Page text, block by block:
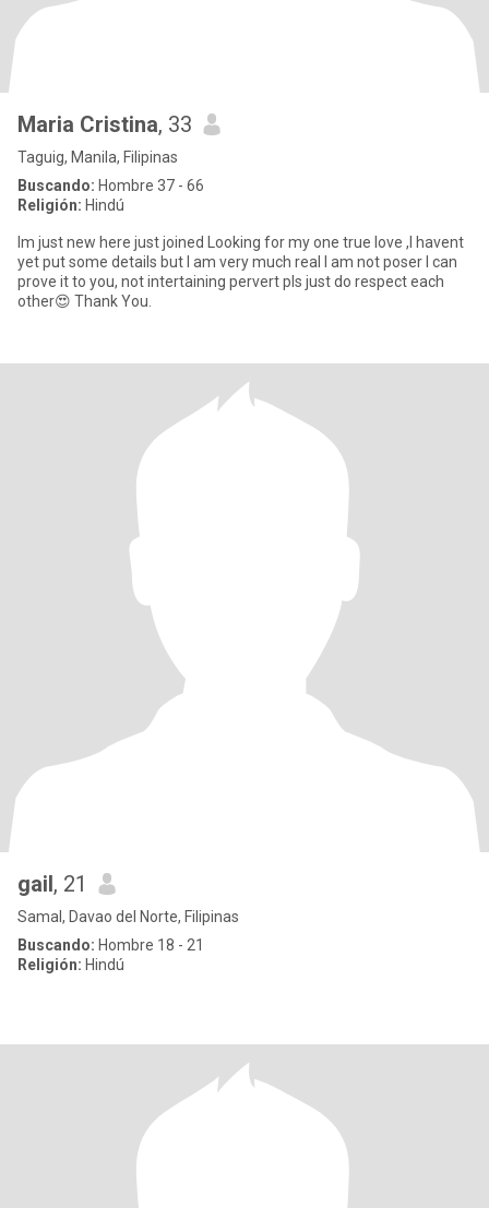
Maria Cristina, 33
Taguig, Manila, Filipinas
Buscando: Hombre 37 - 66
Religión: Hindú
Im just new here just joined Looking for my one true love ,I havent
yet put some details but I am very much real I am not poser I can
prove it to you, not intertaining pervert pls just do respect each
other😍 Thank You.
gail, 21
Samal, Davao del Norte, Filipinas
Buscando: Hombre 18 - 21
Religión: Hindú